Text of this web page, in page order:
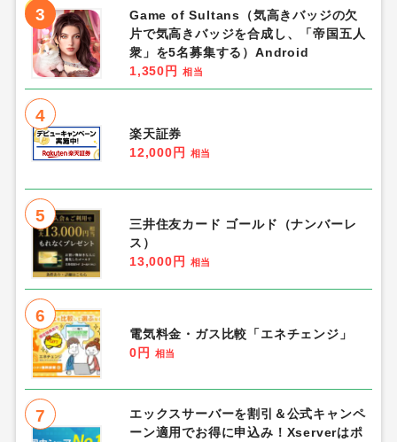
3
Game of Sultans（気高きバッジの欠
片で気高きバッジを合成し、「帝国五人
衆」を5名募集する）Android
1,350円
相当
4
楽天証券
12,000円
相当
5
三井住友カード ゴールド（ナンバーレ
ス）
13,000円
相当
6
電気料金・ガス比較「エネチェンジ」
0円
相当
7
エックスサーバーを割引＆公式キャンペ
ーン適用でお得に申込み！Xserverはポ